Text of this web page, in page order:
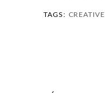
TAGS: CREATIVE